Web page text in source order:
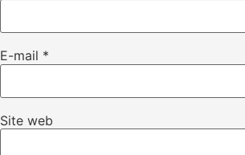
E-mail *
Site web